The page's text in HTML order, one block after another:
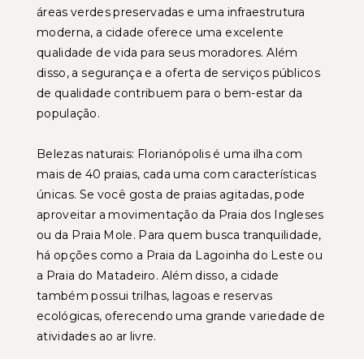
áreas verdes preservadas e uma infraestrutura
moderna, a cidade oferece uma excelente
qualidade de vida para seus moradores. Além
disso, a segurança e a oferta de serviços públicos
de qualidade contribuem para o bem-estar da
população.
Belezas naturais: Florianópolis é uma ilha com
mais de 40 praias, cada uma com características
únicas. Se você gosta de praias agitadas, pode
aproveitar a movimentação da Praia dos Ingleses
ou da Praia Mole. Para quem busca tranquilidade,
há opções como a Praia da Lagoinha do Leste ou
a Praia do Matadeiro. Além disso, a cidade
também possui trilhas, lagoas e reservas
ecológicas, oferecendo uma grande variedade de
atividades ao ar livre.